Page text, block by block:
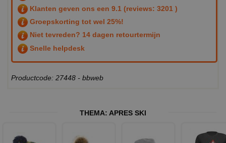
Klanten geven ons een 9.1 (reviews: 3201 )
Groepskorting tot wel 25%!
Niet tevreden? 14 dagen retourtermijn
Snelle helpdesk
Productcode: 27448 - bbweb
THEMA: APRES SKI